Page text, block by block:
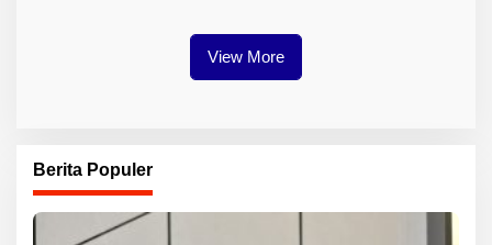
View More
Berita Populer